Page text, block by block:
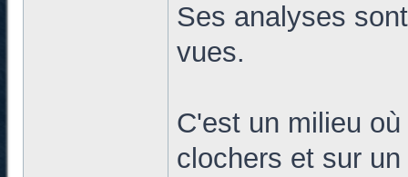
Ses analyses
vues.
C'est un milieu
clochers et sur